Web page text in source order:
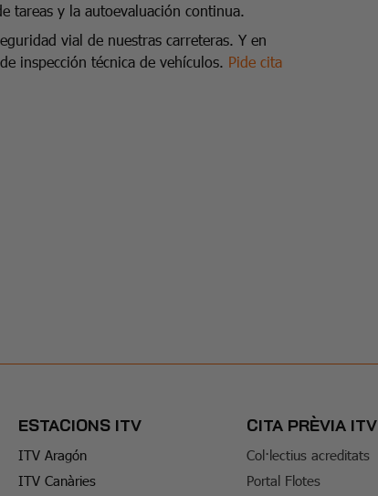
tareas y la autoevaluación continua.
vial de nuestras carreteras. Y en
inspección técnica de vehículos. Pide cita
ESTACIONS ITV
ITV Aragón
ITV Canàries
CITA PRÈVIA ITV
Col·lectius acreditats
Portal Flotes